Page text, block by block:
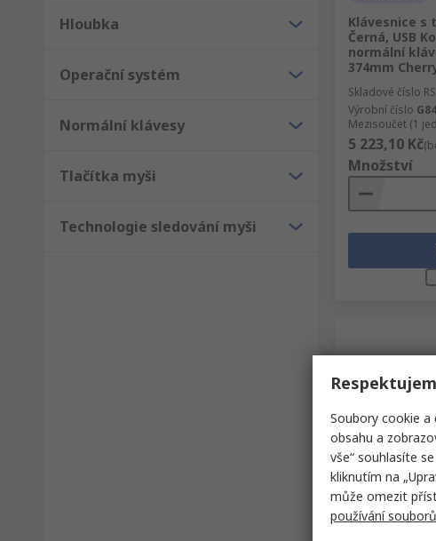
Hloubka
Operační systém
Normální klávesy
Tlačítka myši
Technologie sledování myši
Klávesnice s
Černá, USB
normální
374mm
Skladové číslo RS
Výrobní číslo
Mezisoučet (1
5 223,10 Kč
Množství
Skladem
Klávesnice,
USB
Soubory cookie a
obsahu a
vše“ souhlasíte
kliknutím na
může omezit
používání